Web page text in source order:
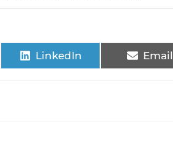
LinkedIn Email